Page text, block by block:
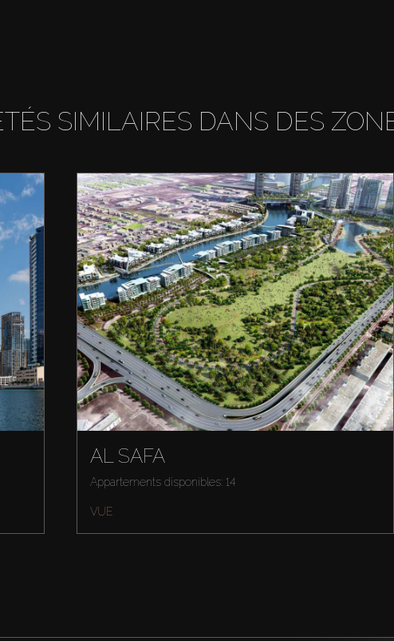
SIMILAIRES DANS DES
AL SAFA
Appartements disponibles: 14
VUE